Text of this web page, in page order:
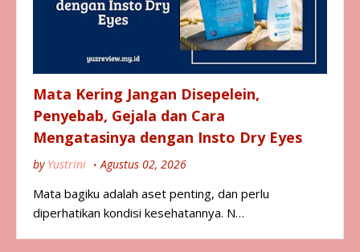
Mata Kering Jangan Disepelein,
Penyebab, Gejala dan Cara
Mengatasinya dengan Insto Dry Eyes
by Yustrini Agustus 02, 2026
Mata bagiku adalah aset penting, dan perlu
diperhatikan kondisi kesehatannya. N…